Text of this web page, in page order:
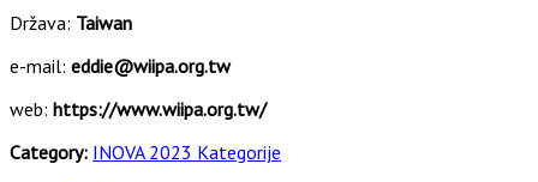
Država: Taiwan
e-mail: eddie@wiipa.org.tw
web: https://www.wiipa.org.tw/
Category: INOVA 2023 Kategorije